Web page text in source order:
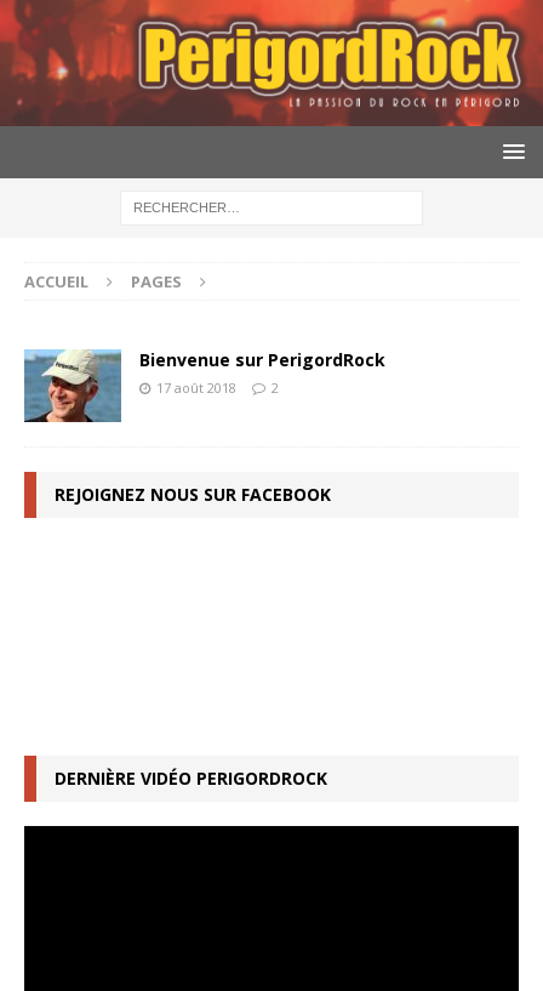
ACCUEIL PAGES
Bienvenue sur PerigordRock
17 août 2018 2
REJOIGNEZ NOUS SUR FACEBOOK
DERNIÈRE VIDÉO PERIGORDROCK